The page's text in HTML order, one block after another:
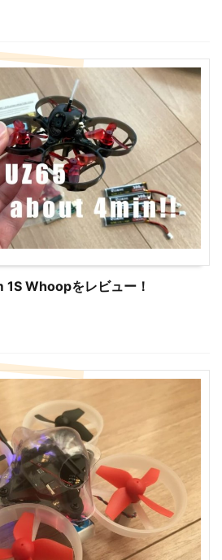
Whoopをレビュー！